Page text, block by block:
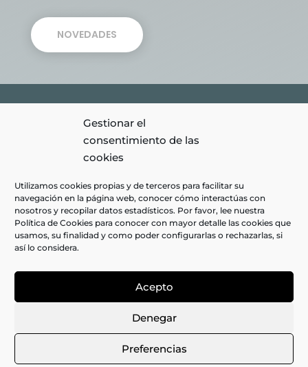
Gestionar el
consentimiento de las
cookies
Utilizamos cookies propias y de terceros para facilitar su
navegación en la página web, conocer cómo interactúas con
nosotros y recopilar datos estadísticos. Por favor, lee nuestra
Política de Cookies para conocer con mayor detalle las cookies que
usamos, su finalidad y como poder configurarlas o rechazarlas, si
así lo considera.
Acepto
Denegar
Preferencias
NOVEDADES
Política de privacidad| Política de Cookies
web amarillo huevo|